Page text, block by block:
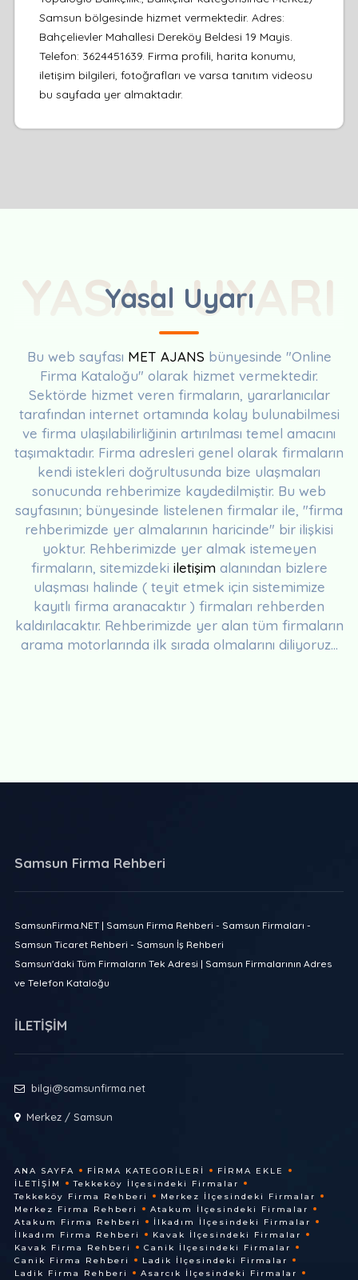
Samsun bölgesinde hizmet vermektedir. Adres:
Bahçelievler Mahallesi Dereköy Beldesi 19 Mayis.
Telefon: 3624451639. Firma profili, harita konumu,
iletişim bilgileri, fotoğrafları ve varsa tanıtım videosu
bu sayfada yer almaktadır.
Yasal Uyarı
YASAL UYARI
Bu web sayfası MET AJANS bünyesinde "Online
Firma Kataloğu" olarak hizmet vermektedir.
Sektörde hizmet veren firmaların, yararlanıcılar
tarafından internet ortamında kolay bulunabilmesi
ve firma ulaşılabilirliğinin artırılması temel amacını
taşımaktadır. Firma adresleri genel olarak firmaların
kendi istekleri doğrultusunda bize ulaşmaları
sonucunda rehberimize kaydedilmiştir. Bu web
sayfasının; bünyesinde listelenen firmalar ile, "firma
rehberimizde yer almalarının haricinde" bir ilişkisi
yoktur. Rehberimizde yer almak istemeyen
firmaların, sitemizdeki iletişim alanından bizlere
ulaşması halinde ( teyit etmek için sistemimize
kayıtlı firma aranacaktır ) firmaları rehberden
kaldırılacaktır. Rehberimizde yer alan tüm firmaların
arama motorlarında ilk sırada olmalarını diliyoruz...
Samsun Firma Rehberi
SamsunFirma.NET | Samsun Firma Rehberi - Samsun Firmaları -
Samsun Ticaret Rehberi - Samsun İş Rehberi
Samsun'daki Tüm Firmaların Tek Adresi | Samsun Firmalarının Adres
ve Telefon Kataloğu
İLETİŞİM
bilgi@samsunfirma.net
Merkez / Samsun
ANA SAYFA FIRMA KATEGORILERI
FIRMA EKLE
İLETIŞIM
Tekkeköy İlçesindeki Firmalar
Tekkeköy Firma Rehberi
Merkez İlçesindeki Firmalar
Merkez Firma Rehberi
Atakum İlçesindeki Firmalar
Atakum Firma Rehberi
İlkadım İlçesindeki Firmalar
İlkadım Firma Rehberi
Kavak İlçesindeki Firmalar
Kavak Firma Rehberi
Canik İlçesindeki Firmalar
Canik Firma Rehberi
Ladik İlçesindeki Firmalar
Ladik Firma Rehberi
Asarcık İlçesindeki Firmalar